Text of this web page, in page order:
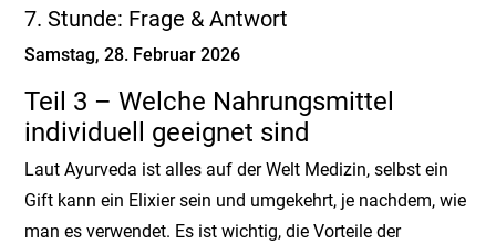
7. Stunde: Frage & Antwort
Samstag, 28. Februar 2026
Teil 3 – Welche Nahrungsmittel
individuell geeignet sind
Laut Ayurveda ist alles auf der Welt Medizin, selbst ein
Gift kann ein Elixier sein und umgekehrt, je nachdem, wie
man es verwendet. Es ist wichtig, die Vorteile der